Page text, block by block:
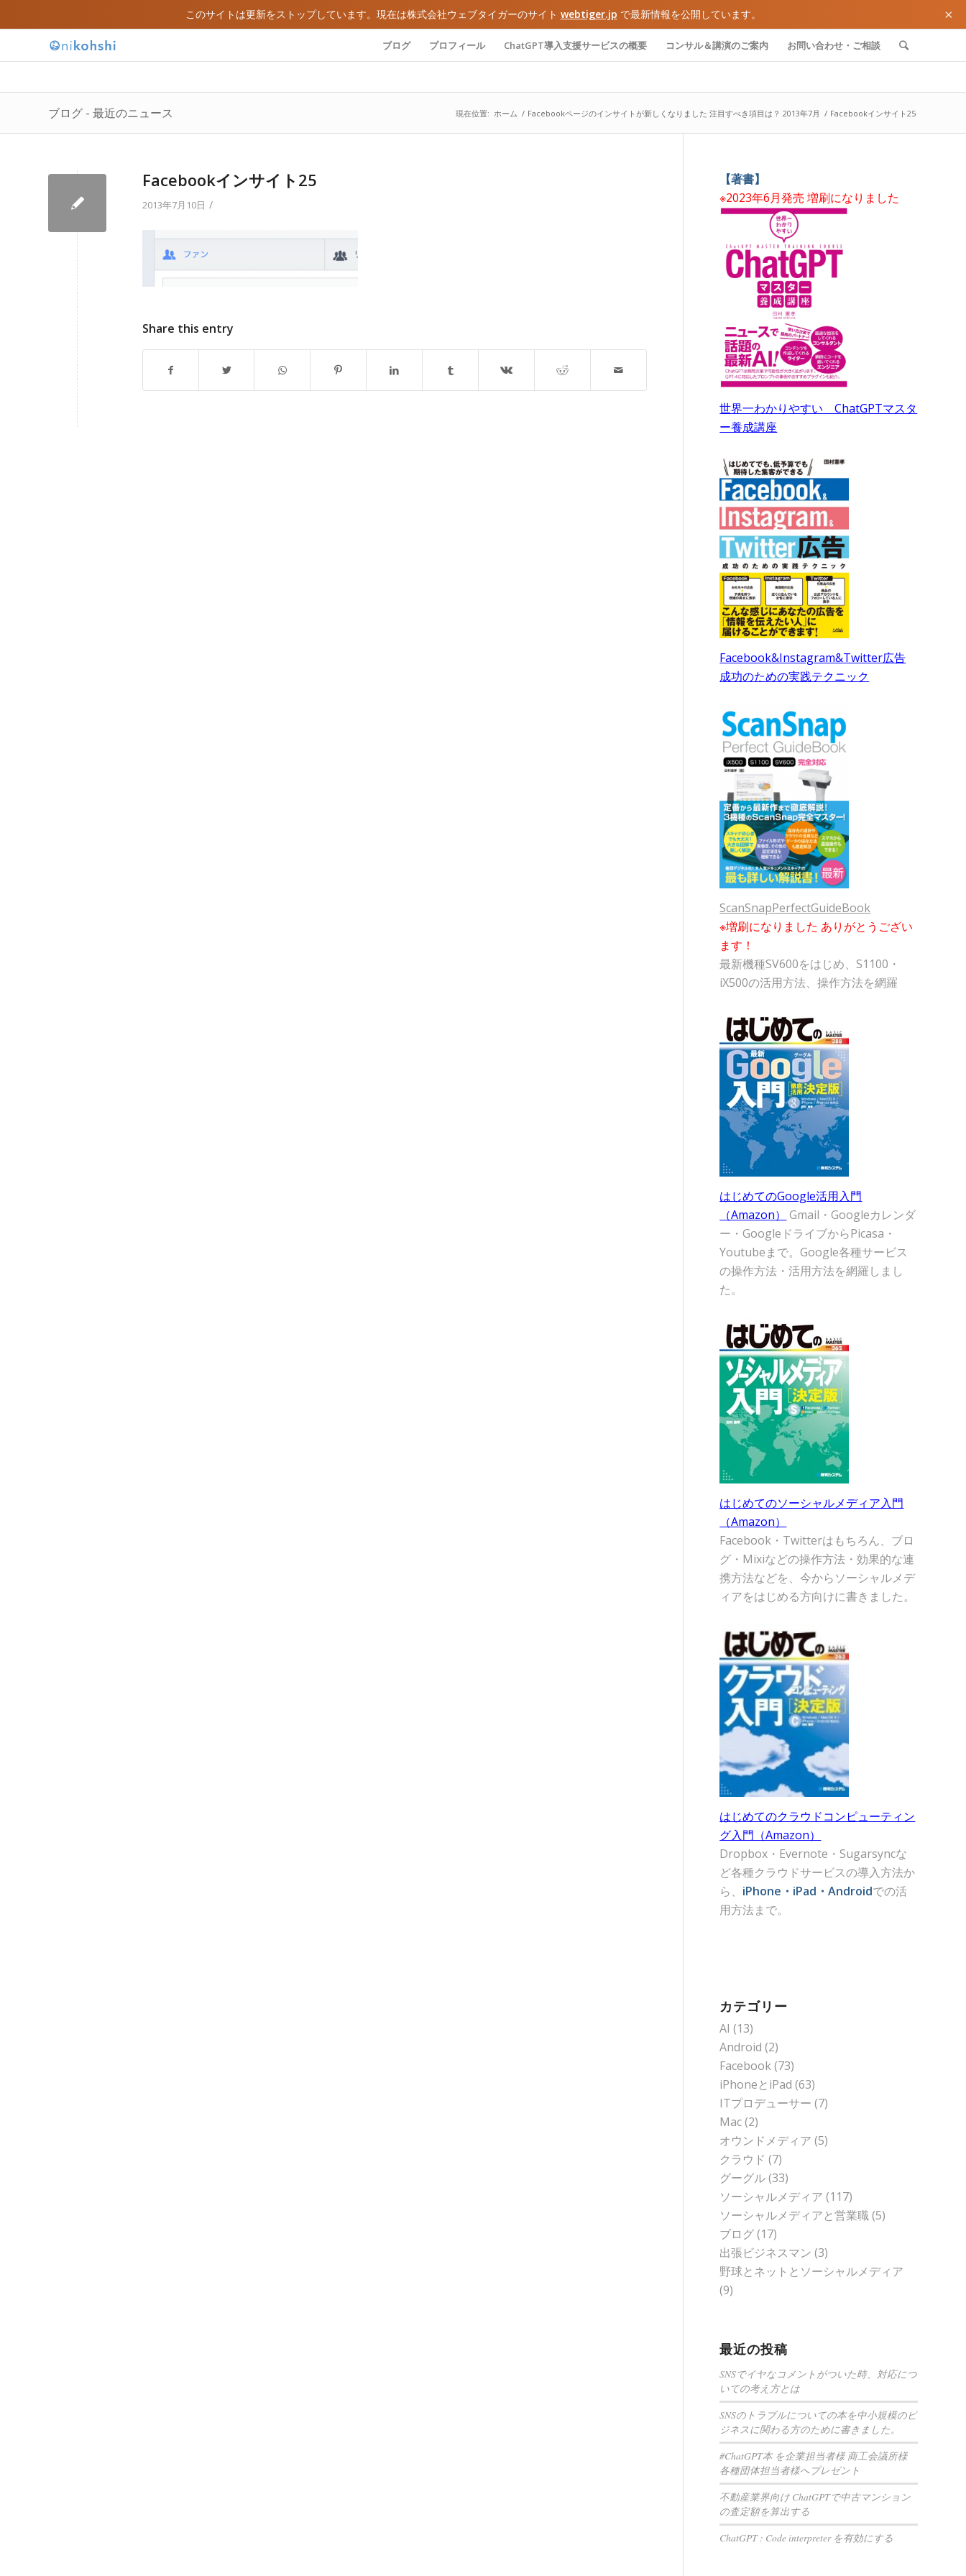
このサイトは更新をストップしています。現在は株式会社ウェブタイガーのサイト webtiger.jp で最新情報を公開しています。 ×
ブログ プロフィール ChatGPT導入支援サービスの概要 コンサル＆講演のご案内 お問い合わせ・ご相談
ブログ - 最近のニュース 現在位置: ホーム / Facebookページのインサイトが新しくなりました 注目すべき項目は？ 2013年7月 / Facebookインサイト25
Facebookインサイト25
2013年7月10日 /
Share this entry
【著書】
※2023年6月発売 増刷になりました
世界一わかりやすい ChatGPTマスタ
ー養成講座
Facebook&Instagram&Twitter広告
成功のための実践テクニック
ScanSnapPerfectGuideBook
※増刷になりました ありがとうござい
ます！
最新機種SV600をはじめ、S1100・
iX500の活用方法、操作方法を網羅
はじめてのGoogle活用入門
（Amazon）
Gmail・Googleカレンダ
ー・GoogleドライブからPicasa・
Youtubeまで。Google各種サービス
の操作方法・活用方法を網羅しまし
た。
はじめてのソーシャルメディア入門
（Amazon）
Facebook・Twitterはもちろん、ブロ
グ・Mixiなどの操作方法・効果的な連
携方法などを、今からソーシャルメデ
ィアをはじめる方向けに書きました。
はじめてのクラウドコンピューティン
グ入門（Amazon）
Dropbox・Evernote・Sugarsyncな
ど各種クラウドサービスの導入方法か
ら、 iPhone・iPad・Androidでの活
用方法まで。
カテゴリー
AI (13)
Android (2)
Facebook(73)
iPhoneとiPad (63)
ITプロデューサー (7)
Mac(2)
オウンドメディア (5)
クラウド (7)
グーグル(33)
ソーシャルメディア (117)
ソーシャルメディアと営業職(5)
ブログ(17)
出張ビジネスマン (3)
野球とネットとソーシャルメディア
(9)
最近の投稿
SNSでイヤなコメントがついた時、対応につ
いての考え方とは
SNSのトラブルについての本を中小規模のビ
ジネスに関わる方のために書きました。
#ChatGPT本 を企業担当者様 商工会議所様
各種団体担当者様へプレゼント
不動産業界向け ChatGPTで中古マンション
の査定額を算出する
ChatGPT : Code interpreter を有効にする